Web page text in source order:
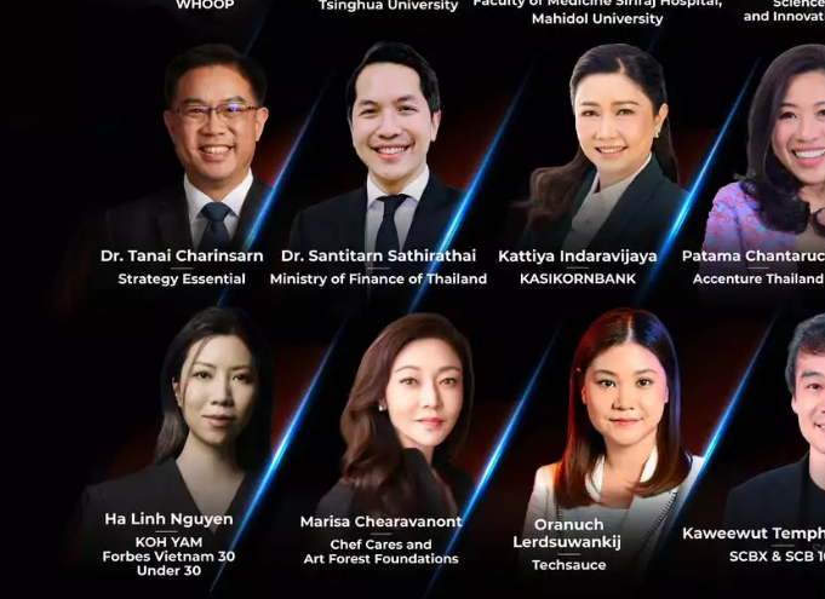
0
37
เช่นเดียวกันนี้ E-Commerce ก็ถือว่าเป็นหัวใจขอ
มองไปที่ว่า Startup รายใดจะสามารถจดทะเบียน
2021 นี้
ขณะนี้ตัวเต็งเบอร์ต้น ๆ อยู่ที่ Bukalapak แพลตฟอ
ในประเทศเดือนถัดไป GoTo บริษัทที่เกิดจากการร
การณ์ว่าจะจดทะเบียนสู่ตลาดหุ้นสหรัฐฯ ภายในสิ้น
นอกจากนี้ โรหิต จาทิจี หนึ่งในหัวหน้าที่ดูแลฝ่าย
ภูมิภาคเอเชียตะวันออกเฉียงใต้ กล่าวว่า ธุรกิจภา
ชาติเริ่มสนใจลงทุนและรวมตัวกันเพื่อสร้างเป้าห
ข่ายอินเทอร์เน็ตความเร็วสูง 5G
จะเห็นได้จากความเคลื่อนไหวล่าสุดที่ บริษัท
มาเลเซีย ได้มีข้อสรุปเรื่องการควบรวมกิจการเพื่
ประเทศ